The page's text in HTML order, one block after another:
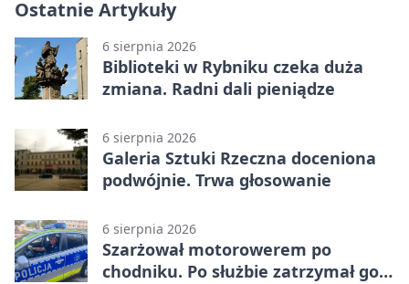
Ostatnie Artykuły
6 sierpnia 2026
Biblioteki w Rybniku czeka duża
zmiana. Radni dali pieniądze
6 sierpnia 2026
Galeria Sztuki Rzeczna doceniona
podwójnie. Trwa głosowanie
6 sierpnia 2026
Szarżował motorowerem po
chodniku. Po służbie zatrzymał go